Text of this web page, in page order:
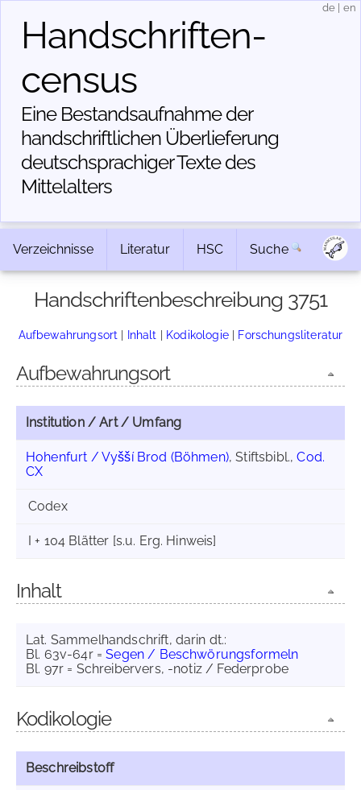
Handschriften­
census
Eine Bestandsaufnahme der
handschriftlichen Über­lieferung
deutschsprachiger Texte des
Mittelalters
de en
Verzeichnisse Literatur HSC Suche
Handschriftenbeschreibung 3751
Aufbewahrungsort | Inhalt | Kodikologie| Forschungsliteratur
Aufbewahrungsort
Institution / Art / Umfang
Hohenfurt / Vyšší Brod (Böhmen), Stiftsbibl.,Cod.
CX
Codex
I + 104 Blätter [s.u. Erg. Hinweis]
Inhalt
Lat. Sammelhandschrift, darin dt.:
Bl. 63v-64r =Segen / Beschwörungsformeln
Bl. 97r = Schreibervers, -notiz / Federprobe
Kodikologie
Beschreibstoff